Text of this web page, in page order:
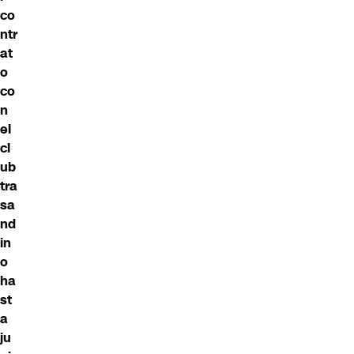
co
ntr
at
o
co
n
el
cl
ub
tra
sa
nd
in
o
ha
st
a
ju